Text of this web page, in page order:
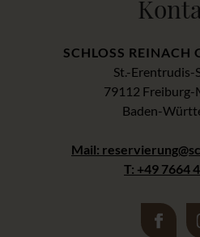
SCHLOSS REINACH
St.-Erentrudis-
79112 Freiburg-
Baden-
Mail:
T: +49 7664